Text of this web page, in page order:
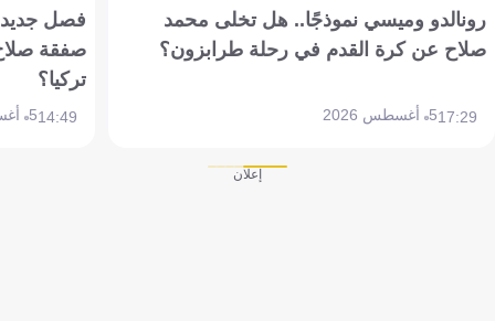
رونالدو وميسي نموذجًا.. هل تخلى محمد
صلاح عن كرة القدم في رحلة طرابزون؟
17:295 أغسطس 2026
فصل جديد
صفقة
تركيا؟
14:495 أغسطس 2026
إعلان